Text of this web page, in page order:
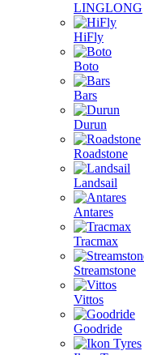
LINGLONG
HiFly
Boto
Bars
Durun
Roadstone
Landsail
Antares
Tracmax
Streamstone
Vittos
Goodride